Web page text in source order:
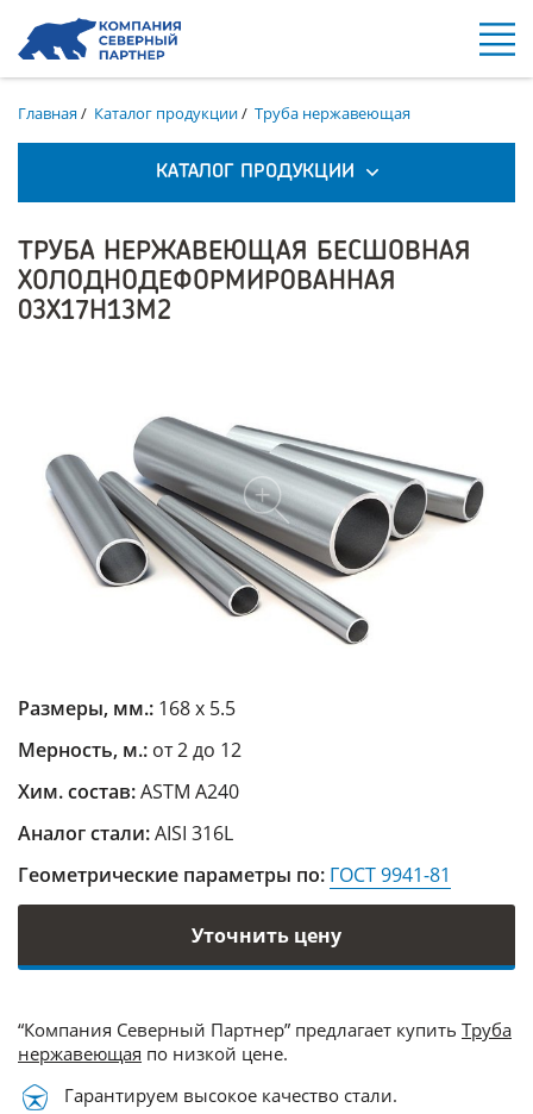
Главная/ Каталог продукции/ Труба нержавеющая
КАТАЛОГ ПРОДУКЦИИ
ТРУБА НЕРЖАВЕЮЩАЯ БЕСШОВНАЯ
ХОЛОДНОДЕФОРМИРОВАННАЯ
03Х17Н13М2
Размеры, мм.: 168 х 5.5
Мерность, м.: от 2 до 12
Хим. состав:ASTM A240
Аналог стали:AISI 316L
Геометрические параметры по: ГОСТ 9941-81
Уточнить цену
“Компания Северный Партнер” предлагает купить Труба
нержавеющая по низкой цене.
Гарантируем высокое качество стали.